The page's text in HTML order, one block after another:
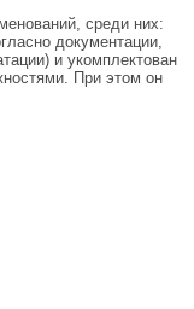
среди них:
документации,
и укомплектован
При этом он